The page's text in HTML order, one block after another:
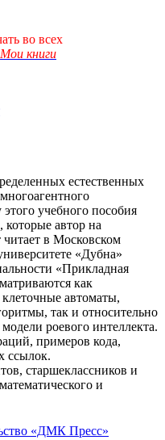
во всех
Мои книги
естественных
учебного пособия
автор на
в Московском
«Дубна»
«Прикладная
как
автоматы,
так и относительно
роевого интеллекта.
примеров кода,
ссылок.
старшеклассников и
и
«ДМК Пресс»